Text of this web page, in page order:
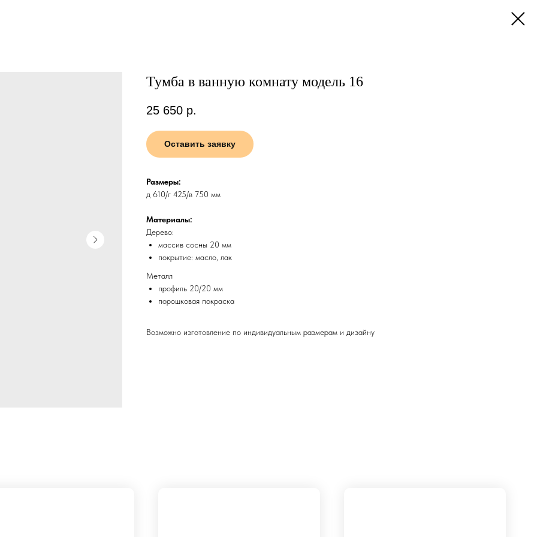
Тумба в ванную комнату модель 16
25 650 р.
Оставить заявку
Размеры:
д 610/г 425/в 750 мм
Материалы:
Дерево:
массив сосны 20 мм
покрытие: масло, лак
Металл
профиль 20/20 мм
порошковая покраска
Возможно изготовление по индивидуальным размерам и дизайну